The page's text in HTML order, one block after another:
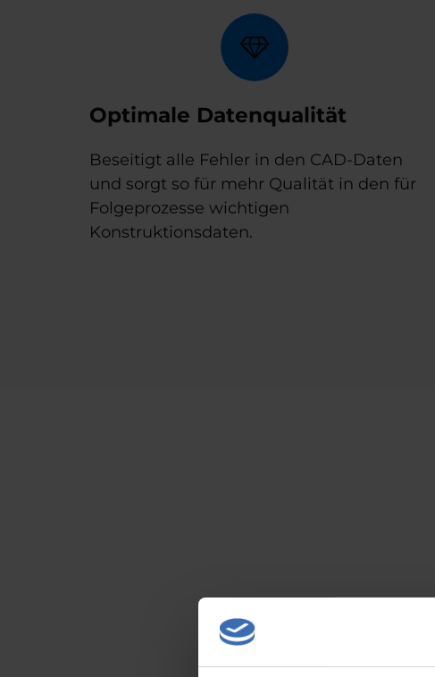
Optimale Datenqualität
Beseitigt alle Fehler in den CAD-Daten
und sorgt so für mehr Qualität in den für
Folgeprozesse wichtigen
Konstruktionsdaten.